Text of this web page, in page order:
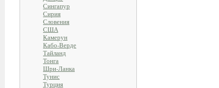
Сингапур
Сирия
Словения
США
Камерун
Кабо-Верде
Тайланд
Тонга
Шри-Ланка
Тунис
Турция